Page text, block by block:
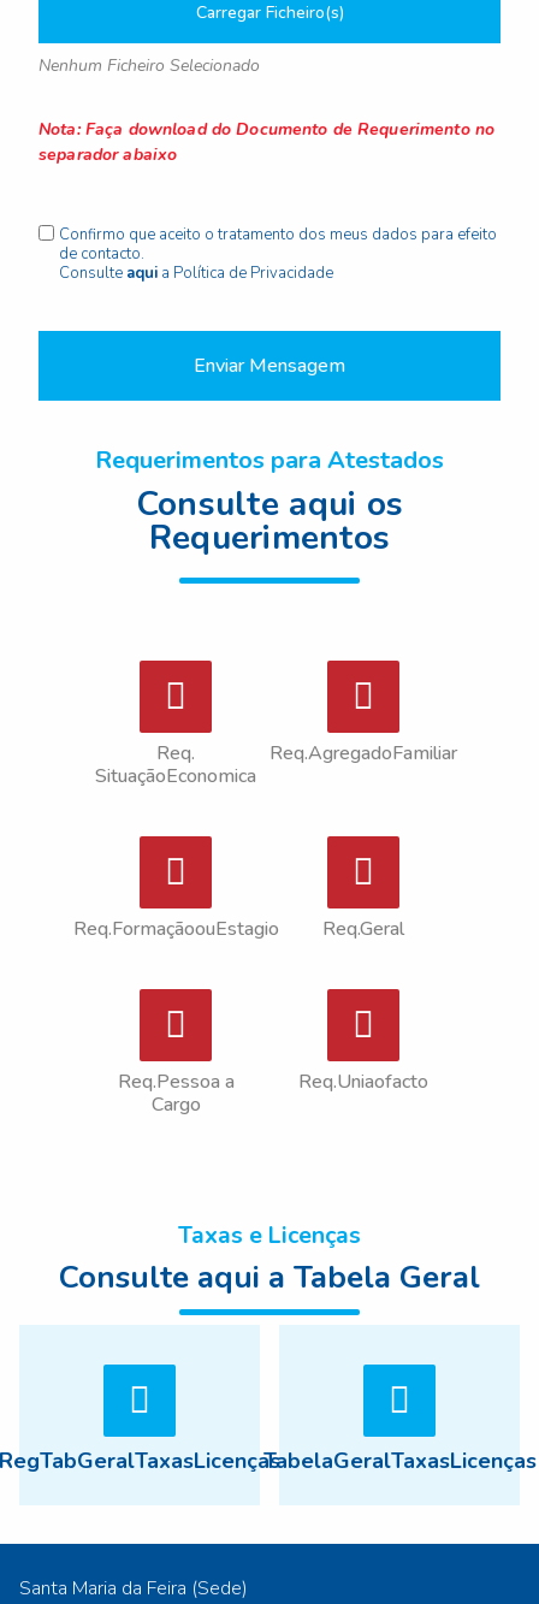
Carregar Ficheiro(s)
Nenhum Ficheiro Selecionado
Nota: Faça download do Documento de Requerimento no
separador abaixo
Confirmo que aceito o tratamento dos meus dados para efeito
de contacto.
Consulte aqui a Política de Privacidade
Enviar Mensagem
Requerimentos para Atestados
Consulte aqui os
Requerimentos
Req.
SituaçãoEconomica
Req.AgregadoFamiliar
Req.FormaçãoouEstagio Req.Geral
Req.Pessoa a
Cargo
Req.Uniaofacto
Taxas e Licenças
Consulte aqui a Tabela Geral
RegTabGeralTaxasLicençasTabelaGeralTaxasLicenças
Santa Maria da Feira (Sede)